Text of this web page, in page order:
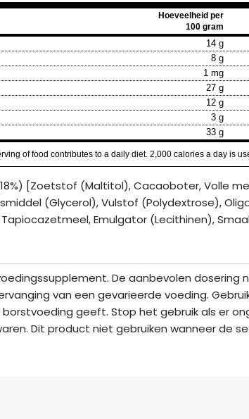
Hoeveelheid per
100 gram
14 g
8 g
1 mg
27 g
12 g
3 g
33 g
of food contributes to a daily diet. 2,000 calories a day is
[Zoetstof (Maltitol), Cacaoboter, Volle
(Glycerol), Vulstof (Polydextrose),
Emulgator (Lecithinen),
De aanbevolen
van een gevarieerde voeding.
geeft. Stop het gebruik als er
Dit product niet gebruiken wanneer de